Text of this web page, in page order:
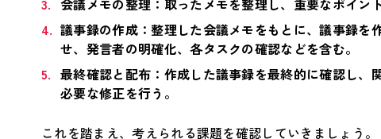
会議メモの整理：取ったメモを整理し、重要なポイン
議事録の作成：整理した会議メモをもとに、議事録
せ、発言者の明確化、各タスクの確認などを含む。
最終確認と配布：作成した議事録を最終的に確認し、
必要な修正を行う。
これを踏まえ、考えられる課題を確認していきましょう。